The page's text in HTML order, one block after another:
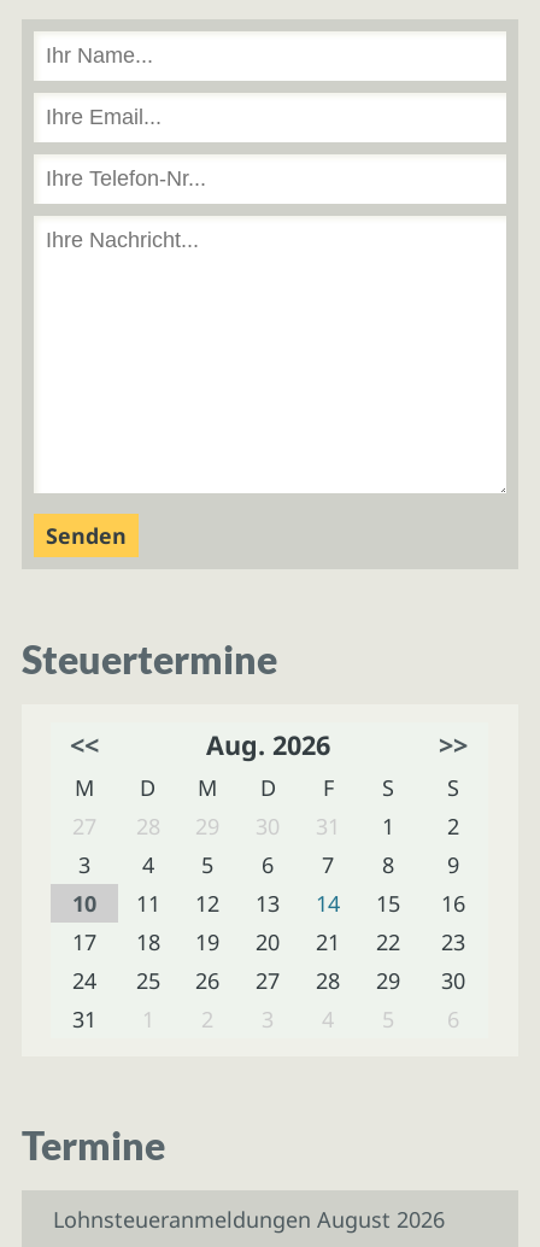
Steuertermine
<< Aug. 2026 >>
M D M D F S
S
27
28 29 30 31 1
2
3
4 5 6 7 8
9
10
11 12 13 14 15
16
17
18 19 20 21 22
23
24
25 26 27 28 29
30
31
1 2 3 4 5 6
Termine
Lohnsteueranmeldungen August 2026